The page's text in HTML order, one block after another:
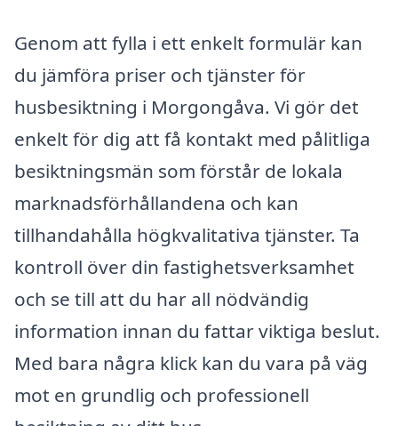
Genom att fylla i ett enkelt formulär kan
du jämföra priser och tjänster för
husbesiktning i Morgongåva. Vi gör det
enkelt för dig att få kontakt med pålitliga
besiktningsmän som förstår de lokala
marknadsförhållandena och kan
tillhandahålla högkvalitativa tjänster. Ta
kontroll över din fastighetsverksamhet
och se till att du har all nödvändig
information innan du fattar viktiga beslut.
Med bara några klick kan du vara på väg
mot en grundlig och professionell